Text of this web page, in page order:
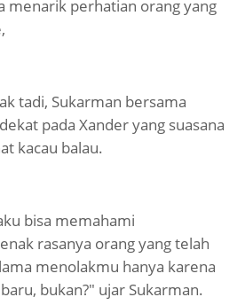
menarik perhatian orang yang
tadi, Sukarman bersama
pada Xander yang suasana
kacau balau.
bisa memahami
rasanya orang yang telah
menolakmu hanya karena
bukan?" ujar Sukarman.